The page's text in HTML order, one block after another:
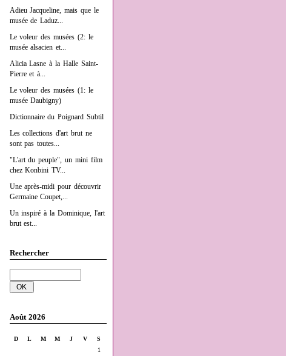
Adieu Jacqueline, mais que le
musée de Laduz...
Le voleur des musées (2: le
musée alsacien et...
Alicia Lasne à la Halle Saint-
Pierre et à...
Le voleur des musées (1: le
musée Daubigny)
Dictionnaire du Poignard Subtil
Les collections d'art brut ne
sont pas toutes...
"L'art du peuple", un mini film
chez Konbini TV...
Une après-midi pour découvrir
Germaine Coupet,...
Un inspiré à la Dominique, l'art
brut est...
Rechercher
Août 2026
D L M M J V
S
1